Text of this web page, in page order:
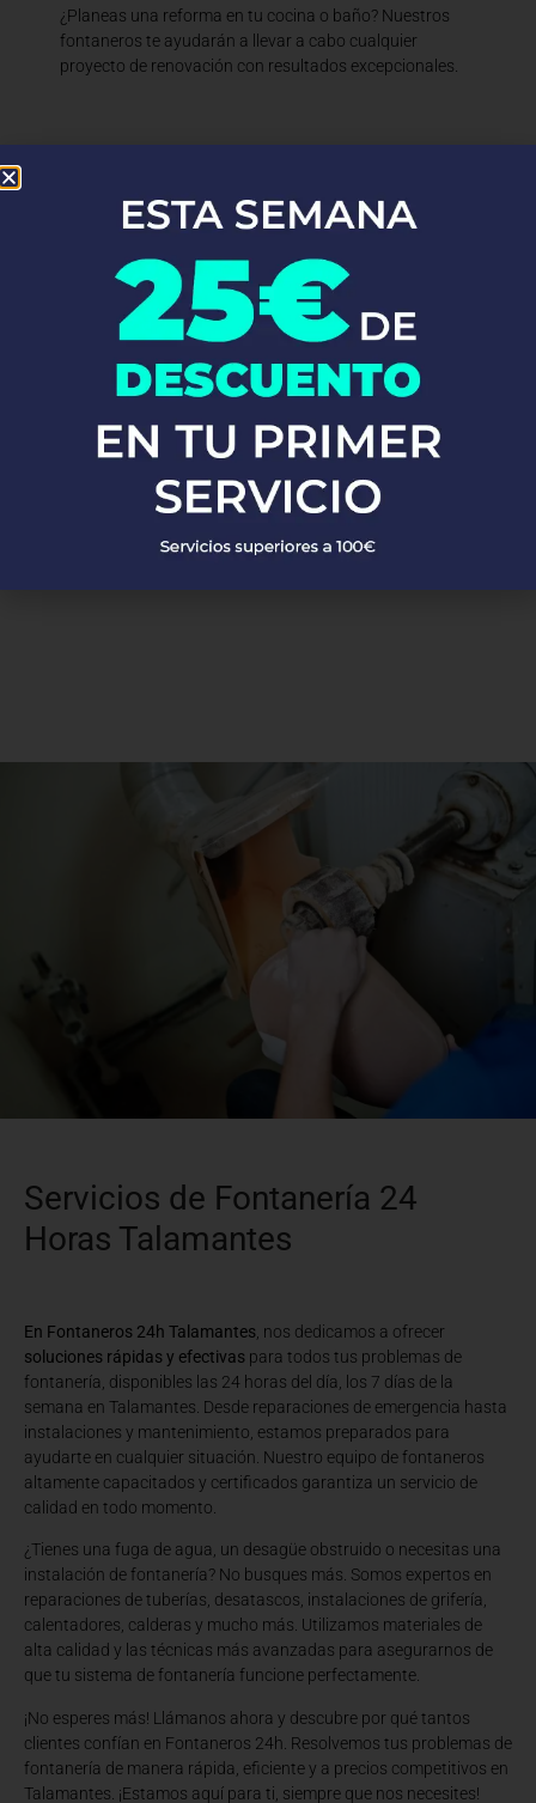
¿Planeas una reforma en tu cocina o baño? Nuestros
fontaneros te ayudarán a llevar a cabo cualquier
proyecto de renovación con resultados excepcionales.
En Fontaneros 24h Talamantes, brindamos una completa gama
servicios de fontaneríapara satisfacer todas tus necesidades.
Ya sea una emergencia o un mantenimiento rutinario, estamos
disponibles para asistirte las 24 horas del día, los 7 días de la
semana. A continuación, te mostramos algunos de nuestros
servicios más populares:
PEDIR PRESUPUESTO
Servicios de Fontanería 24
Horas Talamantes
En Fontaneros 24h Talamantes , nos dedicamos a ofrecer
soluciones rápidas y efectivas para todos tus problemas de
fontanería, disponibles las 24 horas del día, los 7 días de la
semana en Talamantes. Desde reparaciones de emergencia hasta
instalaciones y mantenimiento, estamos preparados para
ayudarte en cualquier situación. Nuestro equipo de fontaneros
altamente capacitados y certificados garantiza un servicio de
calidad en todo momento.
¿Tienes una fuga de agua, un desagüe obstruido o necesitas una
instalación de fontanería? No busques más. Somos expertos en
reparaciones de tuberías, desatascos, instalaciones de grifería,
calentadores, calderas y mucho más. Utilizamos materiales de
alta calidad y las técnicas más avanzadas para asegurarnos de
que tu sistema de fontanería funcione perfectamente.
¡No esperes más! Llámanos ahora y descubre por qué tantos
clientes confían en Fontaneros 24h. Resolvemos tus problemas de
fontanería de manera rápida, eficiente y a precios competitivos en
Talamantes. ¡Estamos aquí para ti, siempre que nos necesites!